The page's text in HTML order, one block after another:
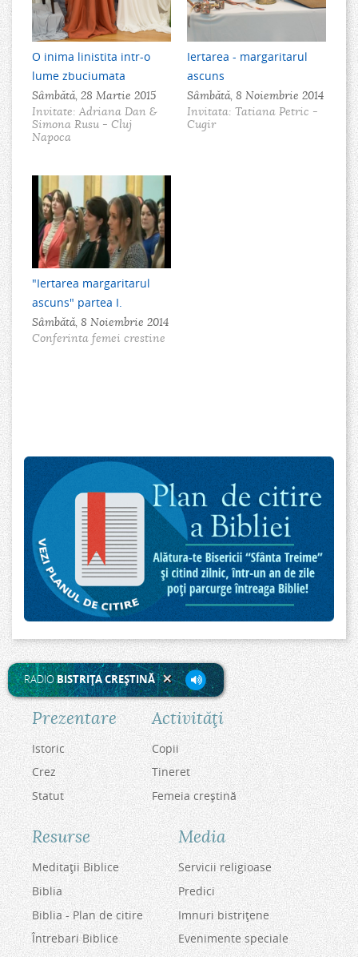
O inima linistita intr-o
lume zbuciumata
Sâmbătă, 28 Martie 2015
Invitate: Adriana Dan &
Simona Rusu - Cluj
Napoca
Iertarea - margaritarul
ascuns
Sâmbătă, 8 Noiembrie 2014
Invitata: Tatiana Petric -
Cugir
"Iertarea margaritarul
ascuns" partea I.
Sâmbătă, 8 Noiembrie 2014
Conferinta femei crestine
RADIOBISTRIŢA CREŞTINĂ
Prezentare
Istoric
Crez
Statut
Activităţi
Copii
Tineret
Femeia creştină
Resurse
Meditaţii Biblice
Biblia
Biblia - Plan de citire
Întrebari Biblice
Media
Servicii religioase
Predici
Imnuri bistriţene
Evenimente speciale